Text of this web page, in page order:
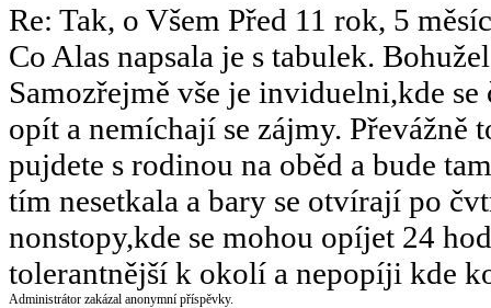
Re: Tak, o Všem Před 11 rok, 5
Co Alas napsala je s tabulek.
Samozřejmě vše je inviduelni,kde
opít a nemíchají se zájmy. Převážně
pujdete s rodinou na oběd a bude
tím nesetkala a bary se otvírají po
nonstopy,kde se mohou opíjet 24
tolerantnější k okolí a nepopíji kde
Administrátor zakázal anonymní příspěvky.